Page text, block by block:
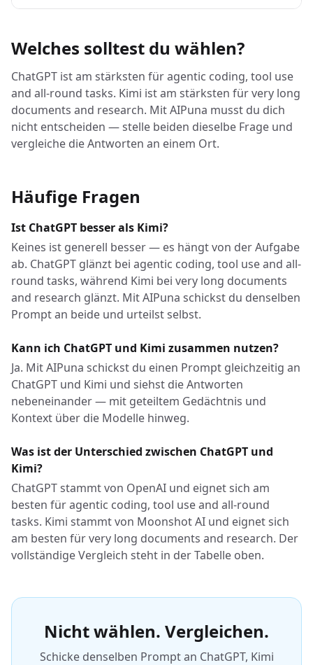
Welches solltest du wählen?
ChatGPT ist am stärksten für agentic coding, tool use
and all-round tasks. Kimi ist am stärksten für very long
documents and research. Mit AIPuna musst du dich
nicht entscheiden — stelle beiden dieselbe Frage und
vergleiche die Antworten an einem Ort.
Häufige Fragen
Ist ChatGPT besser als Kimi?
Keines ist generell besser — es hängt von der Aufgabe
ab. ChatGPT glänzt bei agentic coding, tool use and all-
round tasks, während Kimi bei very long documents
and research glänzt. Mit AIPuna schickst du denselben
Prompt an beide und urteilst selbst.
Kann ich ChatGPT und Kimi zusammen nutzen?
Ja. Mit AIPuna schickst du einen Prompt gleichzeitig an
ChatGPT und Kimi und siehst die Antworten
nebeneinander — mit geteiltem Gedächtnis und
Kontext über die Modelle hinweg.
Was ist der Unterschied zwischen ChatGPT und
Kimi?
ChatGPT stammt von OpenAI und eignet sich am
besten für agentic coding, tool use and all-round
tasks. Kimi stammt von Moonshot AI und eignet sich
am besten für very long documents and research. Der
vollständige Vergleich steht in der Tabelle oben.
Nicht wählen. Vergleichen.
Schicke denselben Prompt an ChatGPT, Kimi